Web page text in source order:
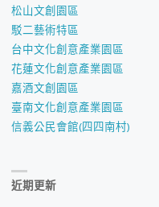
松山文創園區
駁二藝術特區
台中文化創意產業園區
花蓮文化創意產業園區
嘉酒文創園區
臺南文化創意產業園區
信義公民會館(四四南村)
近期更新